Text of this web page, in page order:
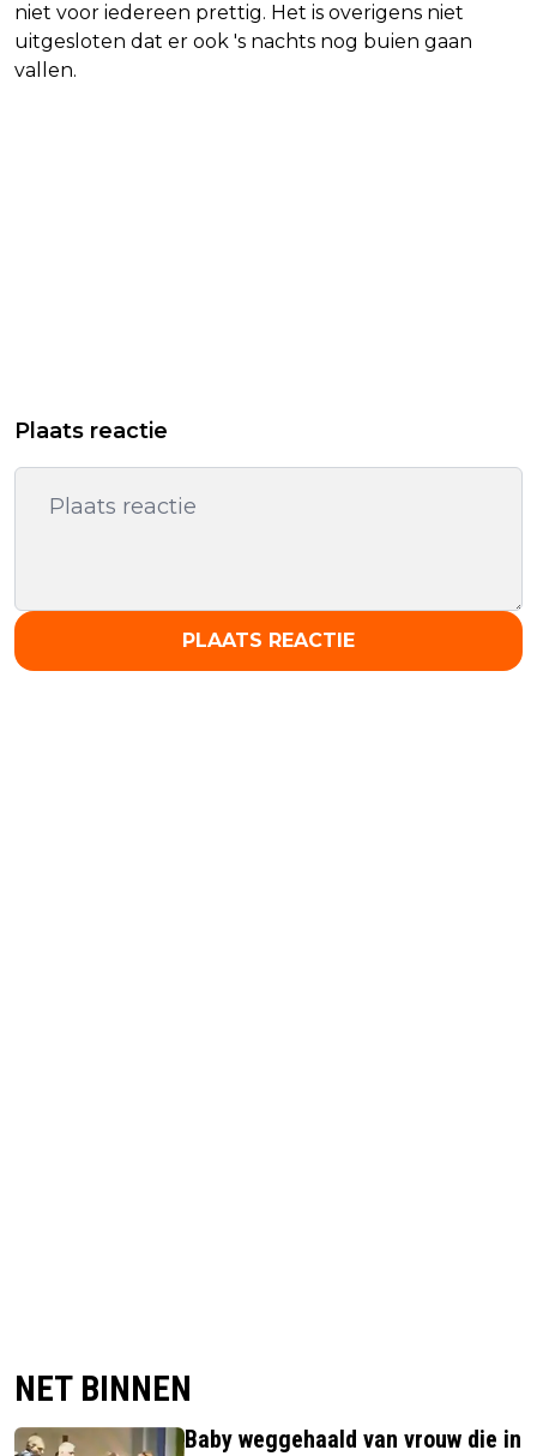
niet voor iedereen prettig. Het is overigens niet
uitgesloten dat er ook 's nachts nog buien gaan
vallen.
Plaats reactie
PLAATS REACTIE
NET BINNEN
Baby weggehaald van vrouw die in